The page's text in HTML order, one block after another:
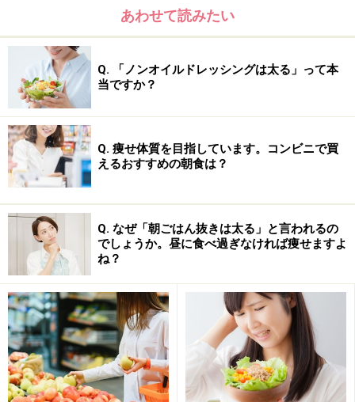
ダイエットでは食事と運動の組み合わせ方が重要
有酸素運動のみ行う場合は運動の3～4時間前までに食事
を済ませておきましょう。有酸素運動による脂肪燃焼を
活発にしたいなら、少し空腹を感じた状態で行うのがベ
ストです。ただし長時間の運動は危険です。運動は30～
40分間程度で終わらせましょう。食事の内容はバランス
良く、が基本です。1汁2菜で、たんぱく質と野菜もしっ
あわせて読みたい
Q. 「ノンオイルドレッシングは太る」って本
当ですか？
Q. 痩せ体質を目指しています。コンビニで買
えるおすすめの朝食は？
Q. なぜ「朝ごはん抜きは太る」と言われるの
でしょうか。昼に食べ過ぎなければ痩せますよ
ね？